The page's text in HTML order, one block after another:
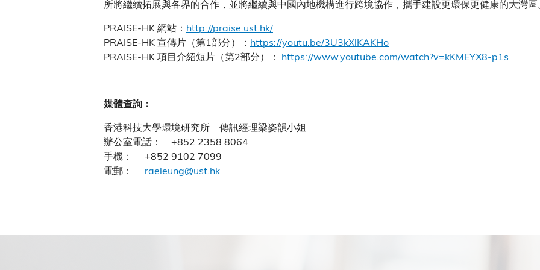
所將繼續拓展與各界的合作，並將繼續與中國內地機構進行跨境協作，攜手建設更環保更健康的大灣區
PRAISE-HK 網站： http://praise.ust.hk/
PRAISE-HK 宣傳片（第1部分）： https://youtu.be/3U3kXlKAKHo
PRAISE-HK 項目介紹短片（第2部分）： https://www.youtube.com/watch?v=kKMEYX8-p1s
媒體查詢：
香港科技大學環境研究所 傳訊經理梁姿韻小姐
辦公室電話： +852 2358 8064
手機： +852 9102 7099
電郵： raeleung@ust.hk